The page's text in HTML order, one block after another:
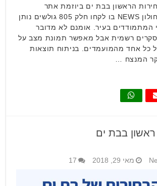
הראשון בבת ים ביוזמת אתר
החדשות בת ים חולון NEWS בו לקחו חלק 805 גולשים נותן
המתמודדים בעיר. אומנם לא מדובר
רשמית אבל מאפשר תמונת מצב על
כל אחד מהמועמדים. בניתוח תוצאות
המנצח …
בבת ים
מאי 29, 2018 17